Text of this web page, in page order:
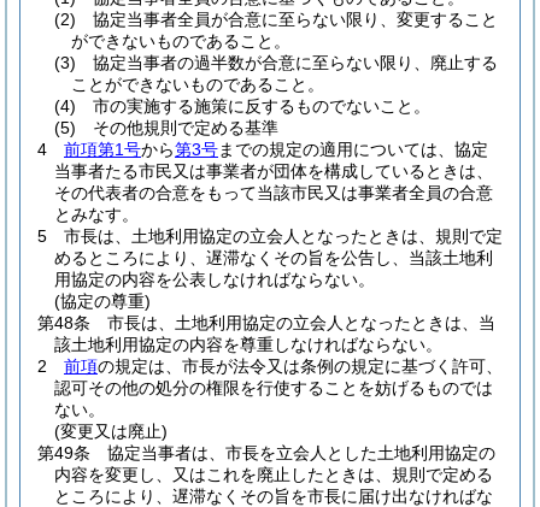
(2)
協定当事者全員が合意に至らない限り、変更すること
ができないものであること。
(3)
協定当事者の過半数が合意に至らない限り、廃止する
ことができないものであること。
(4)
市の実施する施策に反するものでないこと。
(5)
その他規則で定める基準
4
前項第1号から第3号までの規定の適用については、協定
当事者たる市民又は事業者が団体を構成しているときは、
その代表者の合意をもって当該市民又は事業者全員の合意
とみなす。
5
市長は、土地利用協定の立会人となったときは、規則で定
めるところにより、遅滞なくその旨を公告し、当該土地利
用協定の内容を公表しなければならない。
(協定の尊重)
第48条
市長は、土地利用協定の立会人となったときは、当
該土地利用協定の内容を尊重しなければならない。
2
前項の規定は、市長が法令又は条例の規定に基づく許可、
認可その他の処分の権限を行使することを妨げるものでは
ない。
(変更又は廃止)
第49条
協定当事者は、市長を立会人とした土地利用協定の
内容を変更し、又はこれを廃止したときは、規則で定める
ところにより、遅滞なくその旨を市長に届け出なければな